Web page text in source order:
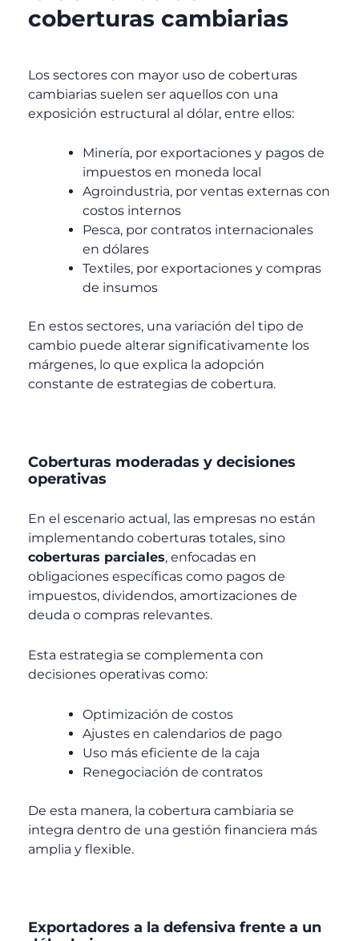
coberturas cambiarias
Los sectores con mayor uso de coberturas
cambiarias suelen ser aquellos con una
exposición estructural al dólar, entre ellos:
Minería, por exportaciones y pagos de
impuestos en moneda local
Agroindustria, por ventas externas con
costos internos
Pesca, por contratos internacionales
en dólares
Textiles, por exportaciones y compras
de insumos
En estos sectores, una variación del tipo de
cambio puede alterar significativamente los
márgenes, lo que explica la adopción
constante de estrategias de cobertura.
Coberturas moderadas y decisiones
operativas
En el escenario actual, las empresas no están
implementando coberturas totales, sino
coberturas parciales, enfocadas en
obligaciones específicas como pagos de
impuestos, dividendos, amortizaciones de
deuda o compras relevantes.
Esta estrategia se complementa con
decisiones operativas como:
Optimización de costos
Ajustes en calendarios de pago
Uso más eficiente de la caja
Renegociación de contratos
De esta manera, la cobertura cambiaria se
integra dentro de una gestión financiera más
amplia y flexible.
Exportadores a la defensiva frente a un